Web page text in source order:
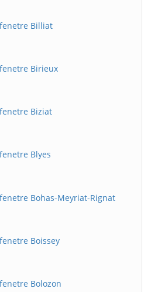
Billiat
Birieux
Biziat
Blyes
Bohas-Meyriat-Rignat
Boissey
Bolozon